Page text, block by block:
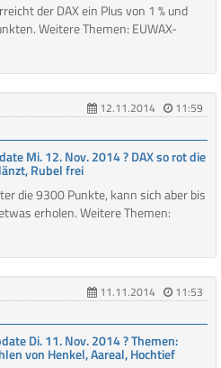
der DAX ein Plus von 1 % und
Weitere Themen: EUWAX-
12.11.2014
11:59
Mi. 12. Nov. 2014 ? DAX so rot die
Rubel frei
die 9300 Punkte, kann sich aber bis
erholen. Weitere Themen:
11.11.2014
11:53
Di. 11. Nov. 2014 ? Themen:
von Henkel, Aareal, Hochtief